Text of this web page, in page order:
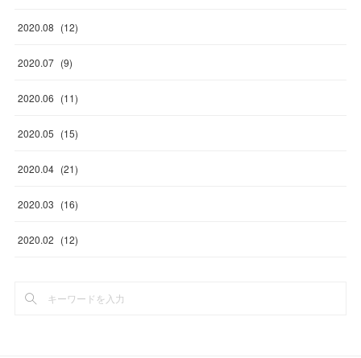
2020.08 (12)
2020.07 (9)
2020.06 (11)
2020.05 (15)
2020.04 (21)
2020.03 (16)
2020.02 (12)